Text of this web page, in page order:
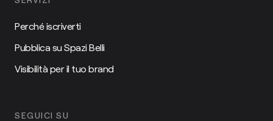
Perché iscriverti
Pubblica su Spazi Belli
Visibilità per il tuo brand
SEGUICI SU